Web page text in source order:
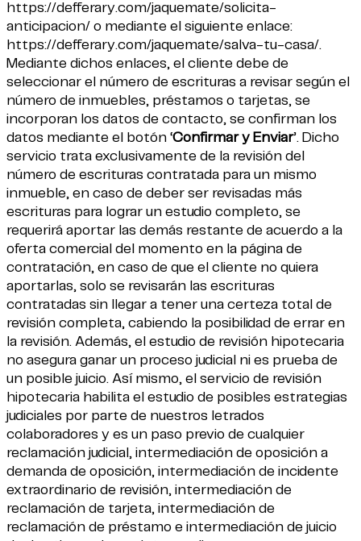
https://defferary.com/jaquemate/solicita-
anticipacion/ o mediante el siguiente enlace:
https://defferary.com/jaquemate/salva-tu-casa/.
Mediante dichos enlaces, el cliente debe de
seleccionar el número de escrituras a revisar según el
número de inmuebles, préstamos o tarjetas, se
incorporan los datos de contacto, se confirman los
datos mediante el botón ‘Confirmar y Enviar’. Dicho
servicio trata exclusivamente de la revisión del
número de escrituras contratada para un mismo
inmueble, en caso de deber ser revisadas más
escrituras para lograr un estudio completo, se
requerirá aportar las demás restante de acuerdo a la
oferta comercial del momento en la página de
contratación, en caso de que el cliente no quiera
aportarlas, solo se revisarán las escrituras
contratadas sin llegar a tener una certeza total de
revisión completa, cabiendo la posibilidad de errar en
la revisión. Además, el estudio de revisión hipotecaria
no asegura ganar un proceso judicial ni es prueba de
un posible juicio. Así mismo, el servicio de revisión
hipotecaria habilita el estudio de posibles estrategias
judiciales por parte de nuestros letrados
colaboradores y es un paso previo de cualquier
reclamación judicial, intermediación de oposición a
demanda de oposición, intermediación de incidente
extraordinario de revisión, intermediación de
reclamación de tarjeta, intermediación de
reclamación de préstamo e intermediación de juicio